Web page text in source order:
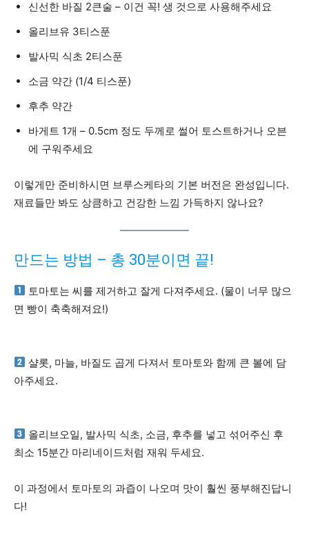
신선한 바질 2큰술 – 이건 꼭! 생 것으로 사용해주세요
올리브유 3티스푼
발사믹 식초 2티스푼
소금 약간 (1/4 티스푼)
후추 약간
바게트 1개 – 0.5cm 정도 두께로 썰어 토스트하거나 오븐
에 구워주세요
이렇게만 준비하시면 브루스케타의 기본 버전은 완성입니다.
재료들만 봐도 상큼하고 건강한 느낌 가득하지 않나요?
만드는 방법 – 총 30분이면 끝!
토마토는 씨를 제거하고 잘게 다져주세요. (물이 너무 많으
면 빵이 축축해져요!)
샬롯, 마늘, 바질도 곱게 다져서 토마토와 함께 큰 볼에 담
아주세요.
올리브오일, 발사믹 식초, 소금, 후추를 넣고 섞어주신 후
최소 15분간 마리네이드처럼 재워 두세요.
이 과정에서 토마토의 과즙이 나오며 맛이 훨씬 풍부해진답니
다!